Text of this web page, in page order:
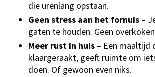
die urenlang opstaan.
Geen stress aan het fornuis –
gaten te houden. Geen
Meer rust in huis – Een maaltijd
klaargeraakt, geeft ruimte om
doen. Of gewoon even niks.